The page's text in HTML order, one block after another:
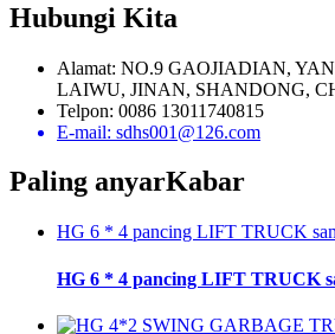
Hubungi Kita
Alamat: NO.9 GAOJIADIAN,
LAIWU, JINAN, SHANDONG,
Telpon: 0086 13011740815
E-mail: sdhs001@126.com
Paling anyarKabar
HG 6 * 4 pancing LIFT TRUCK
HG 6 * 4 pancing LIFT TRUCK